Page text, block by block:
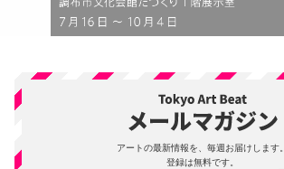
アートの最新情報を、毎週お届けします。
登録は無料です。